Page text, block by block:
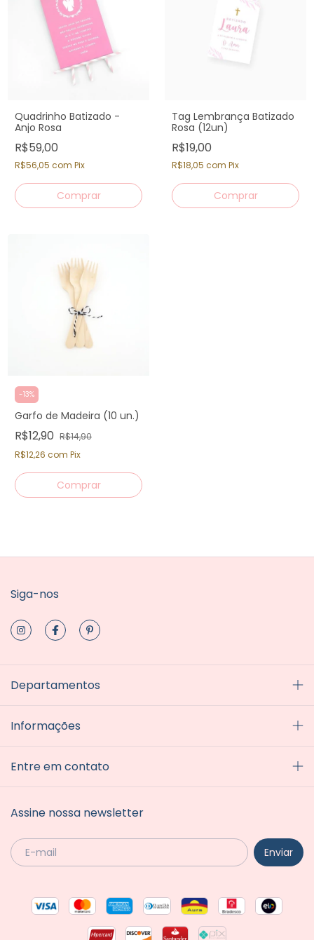
Quadrinho Batizado -
Anjo Rosa
R$59,00
R$56,05 com Pix
Tag Lembrança Batizado
Rosa (12un)
R$19,00
R$18,05 com Pix
-13%
Garfo de Madeira (10 un.)
R$12,90 R$14,90
R$12,26 com Pix
Siga-nos
Departamentos
Informações
Entre em contato
Assine nossa newsletter